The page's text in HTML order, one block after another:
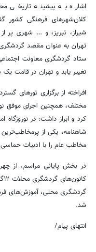
اشاره به پیشینه تاریخی
کلان‌شهرهای فرهنگی کشور
شیراز، تبریز، و ... شهری پر
تهران به عنوان مقصد
ستاد گردشگری معاونت
تغییر یابد و تهران در قامت
افراخته از برگزاری تورهای
مختلف، همچنین اجرای موفق
کرد و ابراز داشت: در نوروزگاه
شاهنامه، یکی از
مخاطب عام را با ادبیات حماسی
در بخش پایانی مراسم، از
گردشگری محلی، آموزش‌های
شد.
انتهای پیام/